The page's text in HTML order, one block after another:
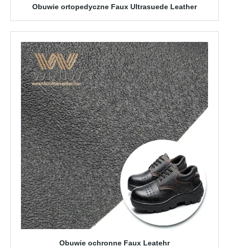
Obuwie ortopedyczne Faux Ultrasuede Leather
Obuwie ochronne Faux Leatehr